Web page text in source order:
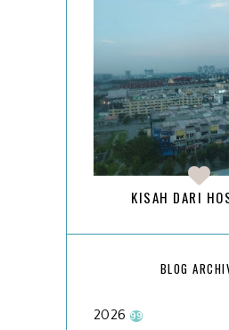
KISAH DARI
BLOG
2026 99